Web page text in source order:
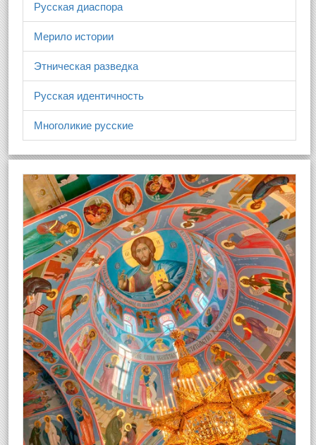
Русская диаспора
Мерило истории
Этническая разведка
Русская идентичность
Многоликие русские